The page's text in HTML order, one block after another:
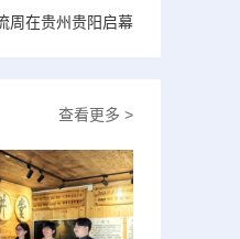
周在贵州贵阳启幕
查看更多 >